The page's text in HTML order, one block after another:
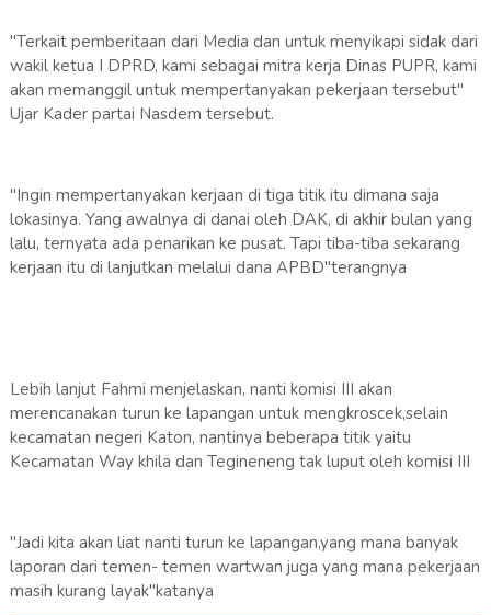
"Terkait pemberitaan dari Media dan untuk menyikapi sidak dari
wakil ketua I DPRD, kami sebagai mitra kerja Dinas PUPR, kami
akan memanggil untuk mempertanyakan pekerjaan tersebut"
Ujar Kader partai Nasdem tersebut.
"Ingin mempertanyakan kerjaan di tiga titik itu dimana saja
lokasinya. Yang awalnya di danai oleh DAK, di akhir bulan yang
lalu, ternyata ada penarikan ke pusat. Tapi tiba-tiba sekarang
kerjaan itu di lanjutkan melalui dana APBD"terangnya
Lebih lanjut Fahmi menjelaskan, nanti komisi III akan
merencanakan turun ke lapangan untuk mengkroscek,selain
kecamatan negeri Katon, nantinya beberapa titik yaitu
Kecamatan Way khila dan Tegineneng tak luput oleh komisi III
"Jadi kita akan liat nanti turun ke lapangan,yang mana banyak
laporan dari temen- temen wartwan juga yang mana pekerjaan
masih kurang layak"katanya